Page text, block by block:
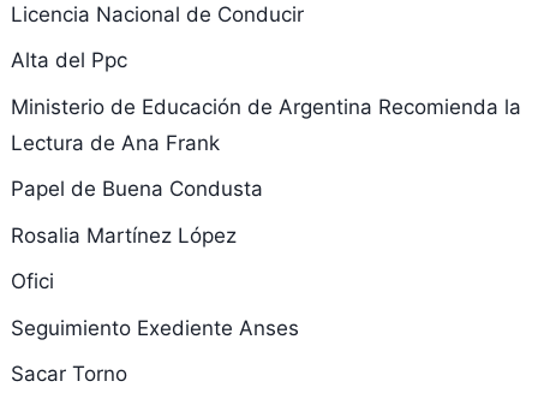
Licencia Nacional de Conducir
Alta del Ppc
Ministerio de Educación de Argentina Recomienda la
Lectura de Ana Frank
Papel de Buena Condusta
Rosalia Martínez López
Ofici
Seguimiento Exediente Anses
Sacar Torno